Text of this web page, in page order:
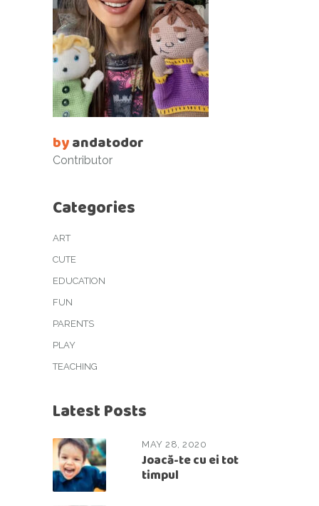
byandatodor
Contributor
Categories
ART
CUTE
EDUCATION
FUN
PARENTS
PLAY
TEACHING
Latest Posts
MAY 28, 2020
Joacă-te cu ei tot
timpul